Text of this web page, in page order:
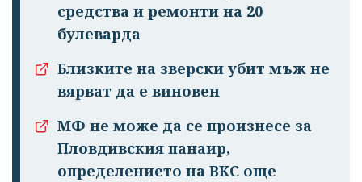
средства и ремонти на 20
булеварда
Близките на зверски убит мъж не
вярват да е виновен
МФ не може да се произнесе за
Пловдивския панаир,
определението на ВКС още